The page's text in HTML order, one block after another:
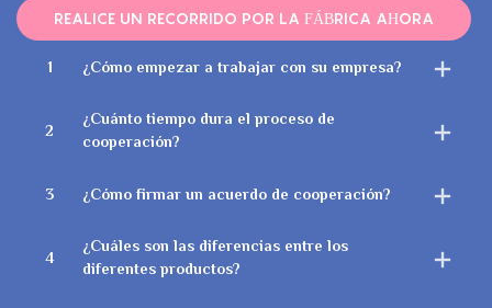
REALICE UN RECORRIDO POR LA FÁBRICA AHORA
1 ¿Cómo empezar a trabajar con su empresa?
2
¿Cuánto tiempo dura el proceso de
cooperación?
3 ¿Cómo firmar un acuerdo de cooperación?
4
¿Cuáles son las diferencias entre los
diferentes productos?